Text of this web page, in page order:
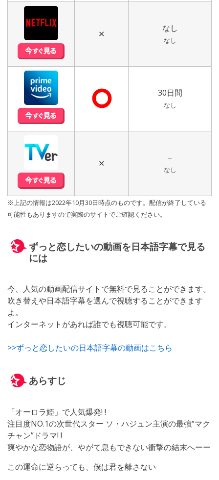
✕
なし
なし
⭘ 30日間
なし
✕
–
なし
※上記の情報は2022年10月30日時点のものです。配信が終了している
可能性もありますので実際のサイトでご確認ください。
ずっと恋したいの動画を日本語字幕で見る
には
今、人気の動画配信サイトで無料で見ることができます。
吹き替えや日本語字幕を選んで視聴することができます
よ。
インターネットがあれば誰でも視聴可能です。
>>ずっと恋したいの日本語字幕の動画はこちら
あらすじ
「オーロラ姫」で人気爆発! !
注目度NO.1の次世代スター ソ・ハジュン主演の最強“マク
チャン”ドラマ! !
爽やかな恋物語が、やがて息もできない衝撃の結末へーー
この運命に逆らっても、僕は君を離さない